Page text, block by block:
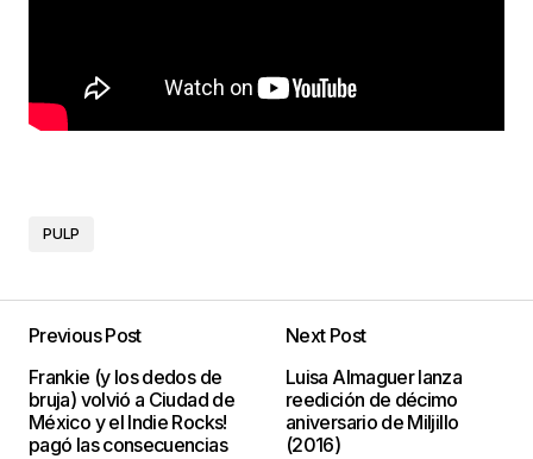
PULP
Previous Post
Frankie (y los dedos de
bruja) volvió a Ciudad de
México y el Indie Rocks!
pagó las consecuencias
Next Post
Luisa Almaguer lanza
reedición de décimo
aniversario de Miljillo
(2016)